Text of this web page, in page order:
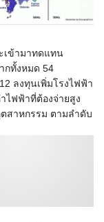
เข้ามาทดแทน
กทั้งหมด 54
ลงทุนเพิ่มโรงไฟฟ้า
ไฟฟ้าที่ต้องจ่ายสูง
สาหกรรม ตามลำดับ